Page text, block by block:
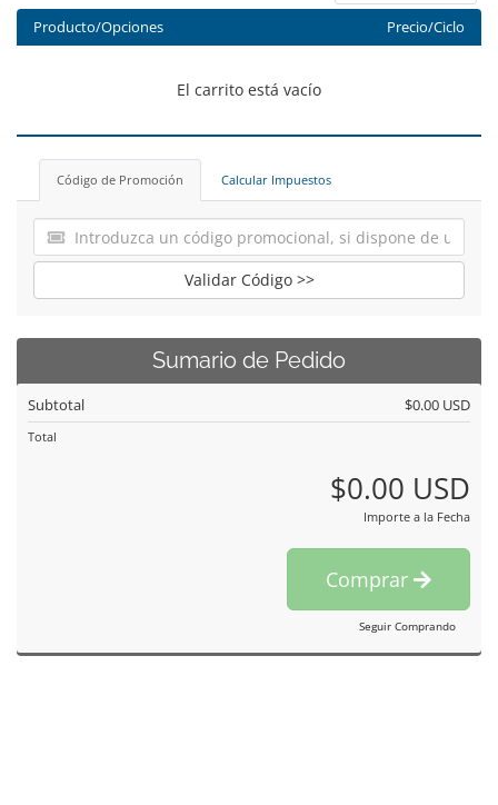
Producto/Opciones Precio/Ciclo
El carrito está vacío
Código de Promoción Calcular Impuestos
Validar Código >>
Sumario de Pedido
Subtotal $0.00 USD
Total
$0.00 USD
Importe a la Fecha
Comprar
Seguir Comprando